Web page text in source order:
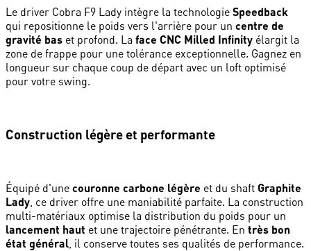
Le driver Cobra F9 Lady intègre la technologie Speedback
qui repositionne le poids vers l'arrière pour un centre de
gravité bas et profond. La face CNC Milled Infinity élargit la
zone de frappe pour une tolérance exceptionnelle. Gagnez en
longueur sur chaque coup de départ avec un loft optimisé
pour votre swing.
Construction légère et performante
Équipé d'une couronne carbone légère et du shaft Graphite
Lady , ce driver offre une maniabilité parfaite. La construction
multi-matériaux optimise la distribution du poids pour un
lancement haut et une trajectoire pénétrante. En très bon
état général , il conserve toutes ses qualités de performance.